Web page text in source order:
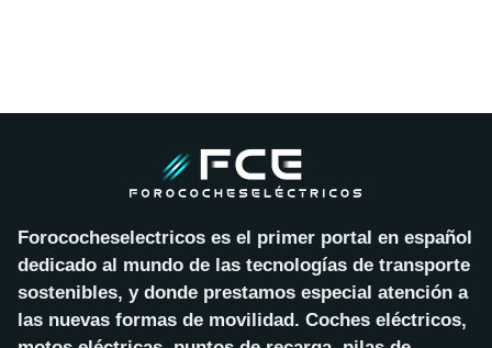
Forococheselectricos es el primer portal en español
dedicado al mundo de las tecnologías de transporte
sostenibles, y donde prestamos especial atención a
las nuevas formas de movilidad. Coches eléctricos,